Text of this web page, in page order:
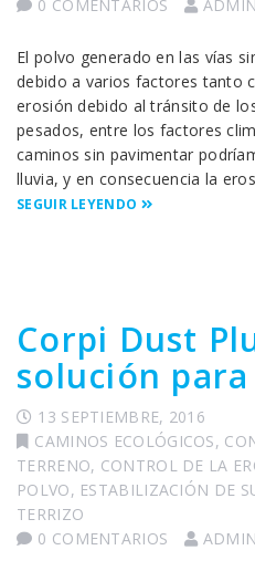
0 COMENTARIOS
ADMIN
El polvo generado en las vías
debido a varios factores tanto
erosión debido al tránsito de
pesados, entre los factores
caminos sin pavimentar
lluvia, y en consecuencia la
SEGUIR LEYENDO
Corpi Dust
solución
13 SEPTIEMBRE, 2016
CAMINOS ECOLÓGICOS,
TERRENO, CONTROL DE LA
POLVO, ESTABILIZACIÓN DE
TERRIZO
0 COMENTARIOS
ADMIN